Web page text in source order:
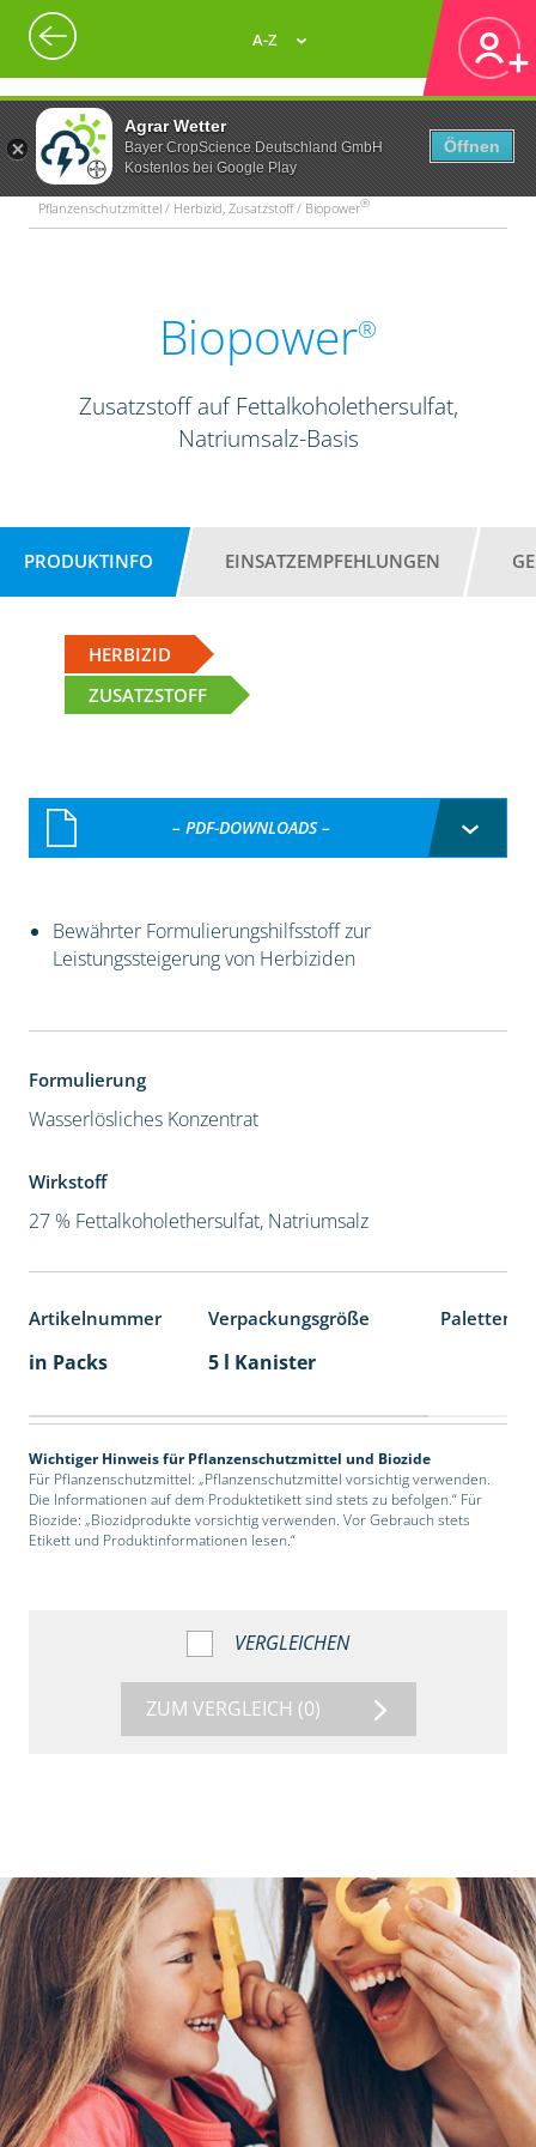
Agrar Wetter
Bayer CropScience Deutschland GmbH
Kostenlos bei Google Play
Öffnen
A-Z
Pflanzenschutzmittel / Herbizid, Zusatzstoff / Biopower®
Biopower®
Zusatzstoff auf Fettalkoholethersulfat,
Natriumsalz-Basis
PRODUKTINFO EINSATZEMPFEHLUNGEN
HERBIZID
ZUSATZSTOFF
– PDF-DOWNLOADS –
Bewährter Formulierungshilfsstoff zur
Leistungssteigerung von Herbiziden
Formulierung
Wasserlösliches Konzentrat
Wirkstoff
27 % Fettalkoholethersulfat, Natriumsalz
Artikelnummer Verpackungsgröße
in Packs 5 l Kanister
Wichtiger Hinweis für Pflanzenschutzmittel und Biozide
Für Pflanzenschutzmittel: „Pflanzenschutzmittel vorsichtig verwenden.
Die Informationen auf dem Produktetikett sind stets zu befolgen.“ Für
Biozide: „Biozidprodukte vorsichtig verwenden. Vor Gebrauch stets
Etikett und Produktinformationen lesen.“
VERGLEICHEN
ZUM VERGLEICH (0)